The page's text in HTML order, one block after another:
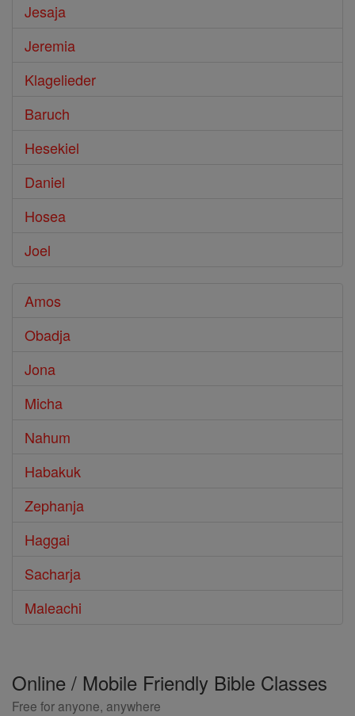
Jesaja
Jeremia
Klagelieder
Baruch
Hesekiel
Daniel
Hosea
Joel
Amos
Obadja
Jona
Micha
Nahum
Habakuk
Zephanja
Haggai
Sacharja
Maleachi
Online / Mobile Friendly Bible Classes
Free for anyone, anywhere